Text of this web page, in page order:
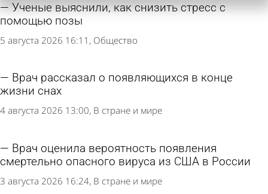
Ученые выяснили, как снизить стресс с
помощью позы
5 августа 2026 16:11 Общество
Врач рассказал о появляющихся в конце
жизни снах
4 августа 2026 13:00 В стране и мире
Врач оценила вероятность появления
смертельно опасного вируса из США в России
3 августа 2026 16:24 В стране и мире